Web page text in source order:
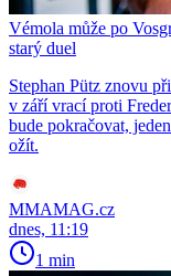
Vémola může po
starý duel
Stephan Pütz znovu
v září vrací proti
bude pokračovat,
ožít.
MMAMAG.cz
dnes, 11:19
1 min